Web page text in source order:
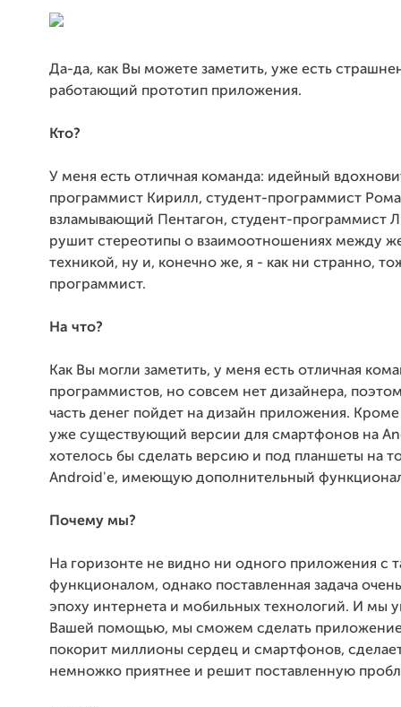
Да-да, как Вы можете заметить, уже есть
работающий прототип приложения.
Кто?
У меня есть отличная команда: идейный
программист Кирилл, студент-программист
взламывающий Пентагон, студент-программист
рушит стереотипы о взаимоотношениях между
техникой, ну и, конечно же, я - как ни странно,
программист.
На что?
Как Вы могли заметить, у меня есть отличная
программистов, но совсем нет дизайнера,
часть денег пойдет на дизайн приложения.
уже существующий версии для смартфонов на
хотелось бы сделать версию и под планшеты на
Android'е, имеющую дополнительный
Почему мы?
На горизонте не видно ни одного приложения с
функционалом, однако поставленная задача очень
эпоху интернета и мобильных технологий. И мы
Вашей помощью, мы сможем сделать
покорит миллионы сердец и смартфонов,
немножко приятнее и решит поставленную